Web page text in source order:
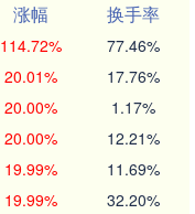
涨幅
换手率
114.72% 77.46%
20.01% 17.76%
20.00% 1.17%
20.00% 12.21%
19.99% 11.69%
19.99% 32.20%